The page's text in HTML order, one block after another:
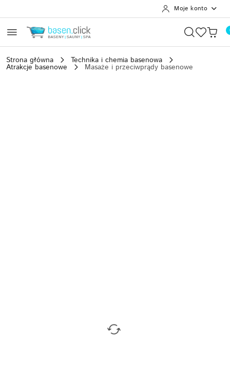
Moje konto
Strona główna Technika i chemia basenowa
Atrakcje basenowe Masaże i przeciwprądy basenowe